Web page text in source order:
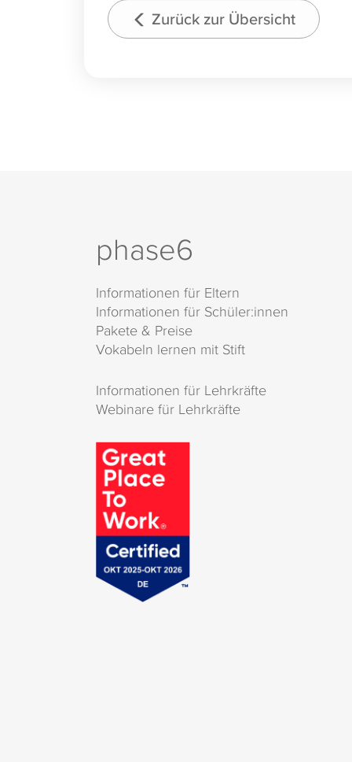
Zurück zur Übersicht
phase6
Informationen für Eltern
Informationen für Schüler:innen
Pakete & Preise
Vokabeln lernen mit Stift
Informationen für Lehrkräfte
Webinare für Lehrkräfte